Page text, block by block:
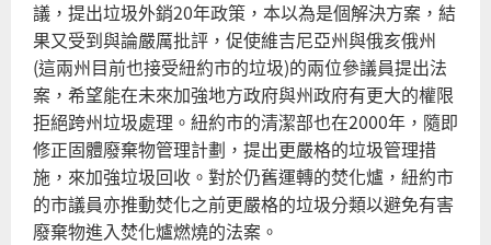
議，提出垃圾外銷20年政策，本以為是個解決方案，結
果又受到與論嚴厲批評，促使維吉尼亞州與俄亥俄州
(這兩州目前也接受紐約市的垃圾)的兩位參議員提出法
案，希望能在未來加強地方政府與州政府有更大的權限
拒絕跨州垃圾處理。紐約市的清潔部也在2000年，隨即
修正固體廢棄物管理計劃，提出更嚴格的垃圾管理措
施，來加強垃圾回收。對於仍舊運轉的焚化爐，紐約市
的市議員亦推動焚化之前更嚴格的垃圾分類以避免有害
廢棄物進入焚化爐燃燒的法案。